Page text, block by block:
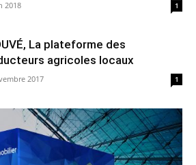
2018 1
La plateforme des
agricoles locaux
2017 1